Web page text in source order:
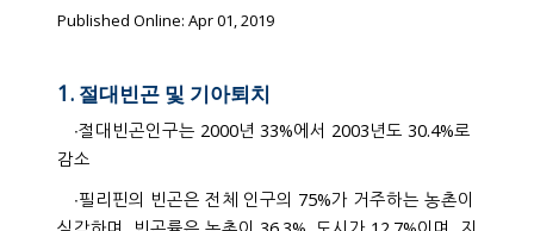
Published Online: Apr 01, 2019
1. 절대빈곤 및 기아퇴치
∙절대빈곤인구는 2000년 33%에서 2003년도 30.4%로
감소
∙필리핀의 빈곤은 전체 인구의 75%가 거주하는 농촌이